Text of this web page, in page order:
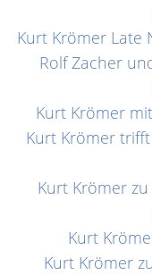
Kurt Krömer Late
Rolf Zacher
Kurt Krömer
Kurt Krömer
Kurt Krömer
Kurt
Kurt Krömer